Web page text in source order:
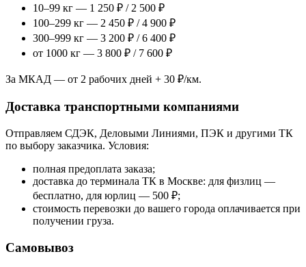
10–99 кг — 1 250 ₽ / 2 500 ₽
100–299 кг — 2 450 ₽ / 4 900 ₽
300–999 кг — 3 200 ₽ / 6 400 ₽
от 1000 кг — 3 800 ₽ / 7 600 ₽
За МКАД — от 2 рабочих дней + 30 ₽/км.
Доставка транспортными компаниями
Отправляем СДЭК, Деловыми Линиями, ПЭК и другими ТК
по выбору заказчика. Условия:
полная предоплата заказа;
доставка до терминала ТК в Москве: для физлиц —
бесплатно, для юрлиц — 500 ₽;
стоимость перевозки до вашего города оплачивается при
получении груза.
Самовывоз